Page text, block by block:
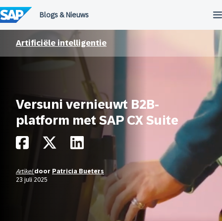
naar
de
inhoud
Artificiële intelligentie
Versuni vernieuwt B2B-
platform met SAP CX Suite
Artikel door Patricia Bueters
23 juli 2025